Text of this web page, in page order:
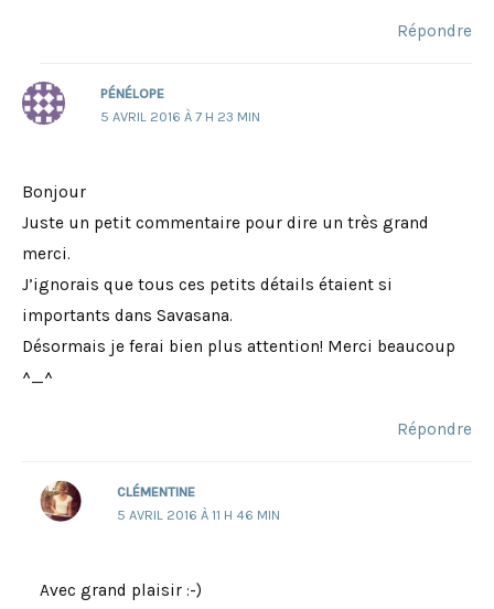
Répondre
PÉNÉLOPE
5 AVRIL 2016 À 7 H 23 MIN
Bonjour
Juste un petit commentaire pour dire un très grand
merci.
J’ignorais que tous ces petits détails étaient si
importants dans Savasana.
Désormais je ferai bien plus attention! Merci beaucoup
^_^
Répondre
CLÉMENTINE
5 AVRIL 2016 À 11 H 46 MIN
Avec grand plaisir :-)